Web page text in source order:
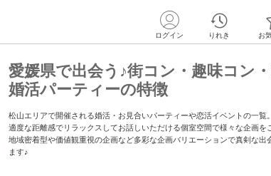
ログイン りれき お
愛媛県で出会う♪街コン・趣味コン
婚活パーティーの特徴
松山エリアで開催される婚活・お見合いパーティーや恋活イベントの一覧。
適度な距離感でリラックスしてお話しいただける個室空間で様々な企画を
地域密着型や価値観重視の企画など多彩な企画バリエーションで真剣な出
ます♪